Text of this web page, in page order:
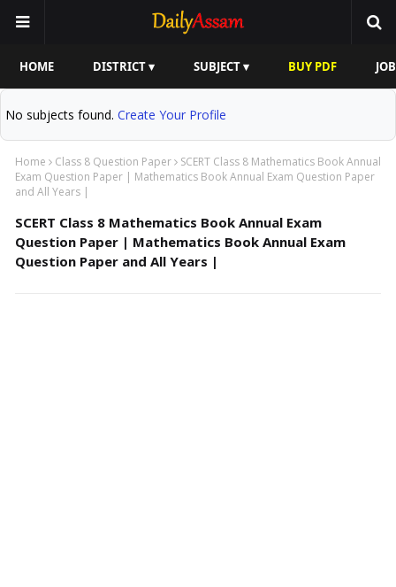
HOME DISTRICT ▾ SUBJECT ▾ BUY PDF
No subjects found. Create Your Profile
Home Class 8 Question Paper
SCERT Class 8 Mathematics Book Annual
Exam Question Paper | Mathematics Book Annual Exam Question Paper
and All Years |
SCERT Class 8 Mathematics Book Annual Exam
Question Paper | Mathematics Book Annual Exam
Question Paper and All Years |